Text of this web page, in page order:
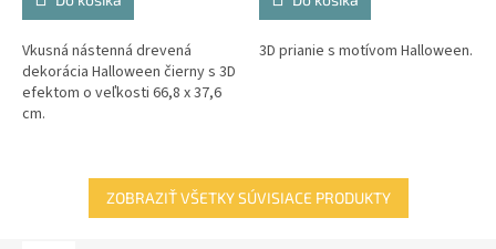
Vkusná nástenná drevená
dekorácia Halloween čierny s 3D
efektom o veľkosti 66,8 x 37,6
cm.
3D prianie s motívom Halloween.
ZOBRAZIŤ VŠETKY SÚVISIACE PRODUKTY